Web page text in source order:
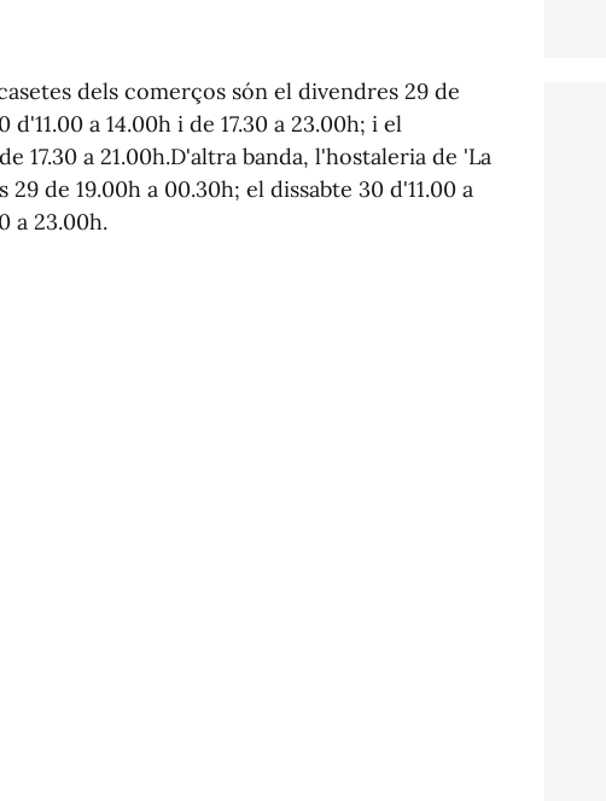
dels comerços són el divendres 29 de
a 14.00h i de 17.30 a 23.00h; i el
17.30 a 21.00h.D'altra banda, l'hostaleria de 'La
de 19.00h a 00.30h; el dissabte 30 d'11.00 a
a 23.00h.